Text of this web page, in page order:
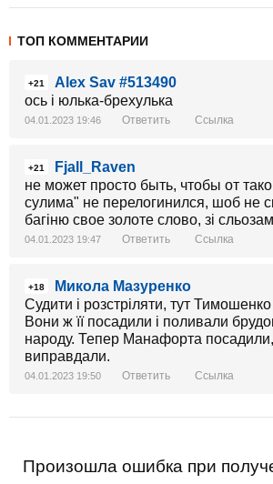
ТОП КОММЕНТАРИИ
+21
Alex Sav #513490
ось і юлька-брехулька
04.01.2023 19:46 Ответить Ссылка
+21
Fjall_Raven
не может просто быть, чтобы от
сулима" не перелогинился, шоб не
багіню свое золоте слово, зі
04.01.2023 19:47 Ответить Ссылка
+18
Микола Мазуренко
Судити і розстріляти, тут
Вони ж її посадили і поливали
народу. Тепер Манафорта посадили,
виправдали.
04.01.2023 19:50 Ответить Ссылка
Произошла ошибка при